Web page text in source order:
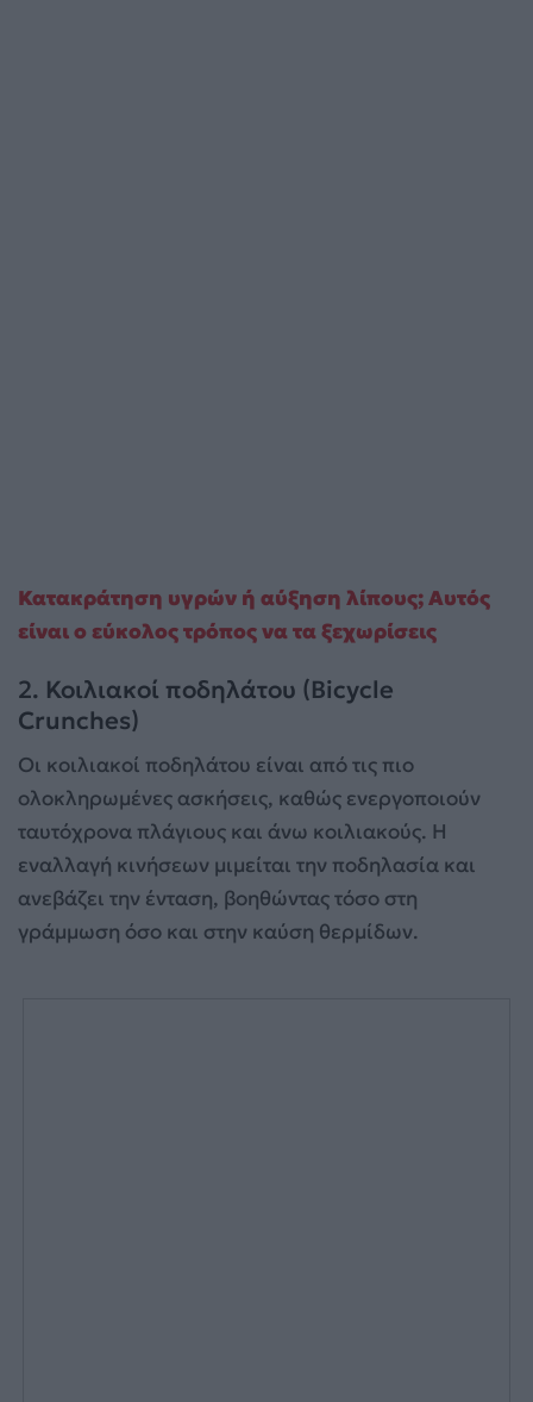
Κατακράτηση υγρών ή αύξηση λίπους; Αυτός
είναι ο εύκολος τρόπος να τα ξεχωρίσεις
2. Κοιλιακοί ποδηλάτου (Bicycle
Crunches)
Οι κοιλιακοί ποδηλάτου είναι από τις πιο
ολοκληρωμένες ασκήσεις, καθώς ενεργοποιούν
ταυτόχρονα πλάγιους και άνω κοιλιακούς. Η
εναλλαγή κινήσεων μιμείται την ποδηλασία και
ανεβάζει την ένταση, βοηθώντας τόσο στη
γράμμωση όσο και στην καύση θερμίδων.